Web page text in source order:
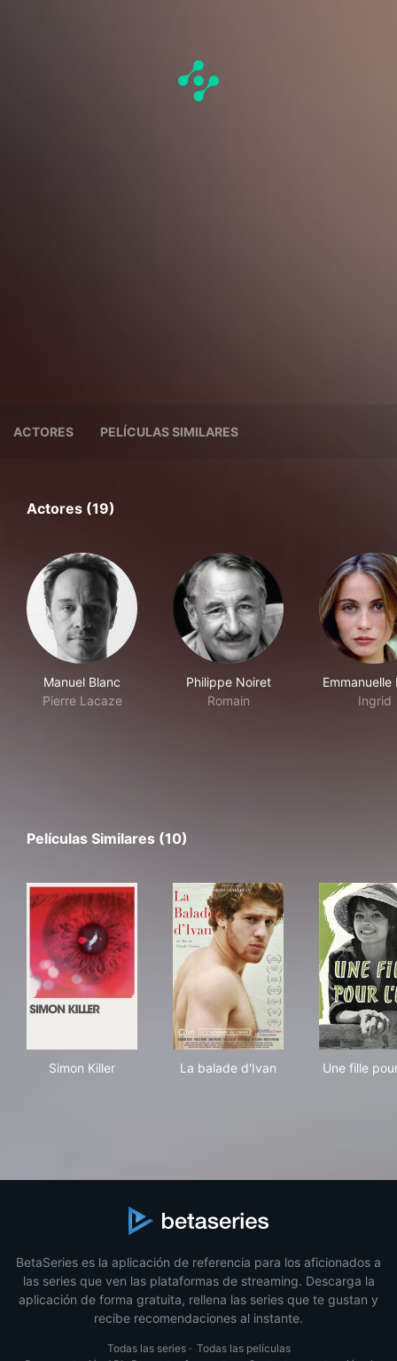
ACTORES PELÍCULAS SIMILARES
Actores (19)
Manuel Blanc
Pierre Lacaze
Philippe Noiret
Romain
Emmanuelle
Ingrid
Películas Similares (10)
Simon Killer La balade d'Ivan Une fille
BetaSeries es la aplicación de referencia para los aficionados a
las series que ven las plataformas de streaming. Descarga la
aplicación de forma gratuita, rellena las series que te gustan y
recibe recomendaciones al instante.
Todas las series· Todas las películas